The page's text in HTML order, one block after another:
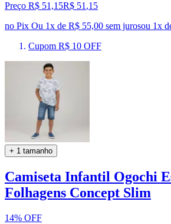
Preço R$ 51,15R$ 51,15
no Pix Ou 1x de R$ 55,00 sem jurosou 1x
Cupom R$ 10 OFF
+ 1 tamanho
Camiseta Infantil Ogochi
Folhagens Concept Slim
14% OFF